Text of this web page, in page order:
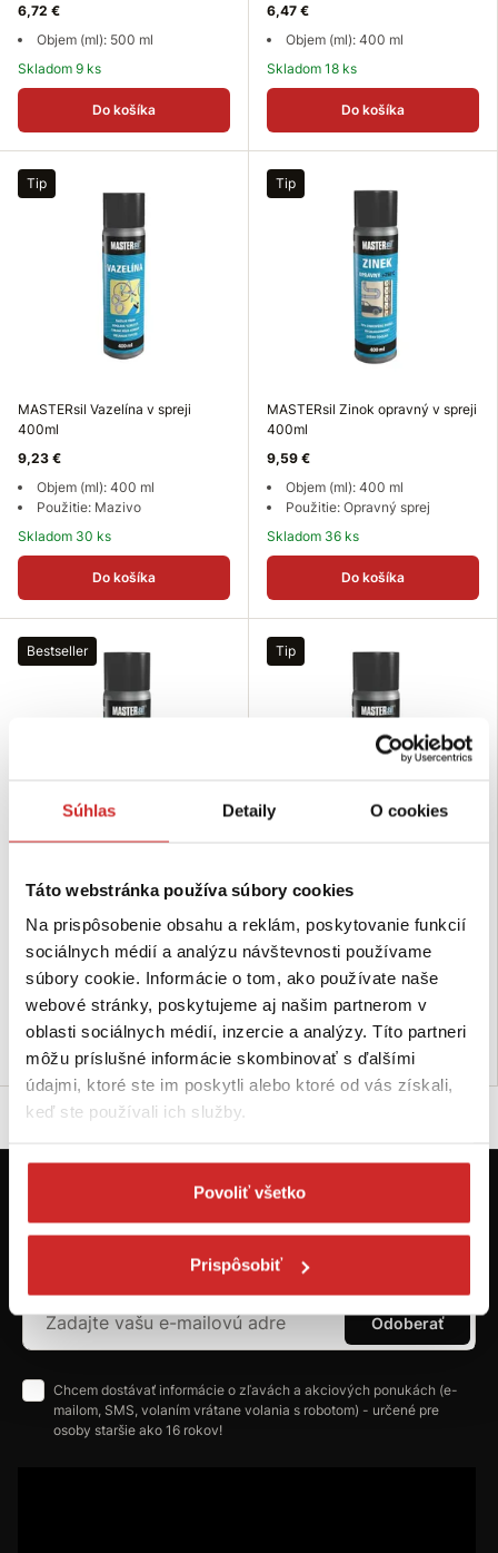
Súhlas Detaily O cookies
Táto webstránka používa súbory cookies
Na prispôsobenie obsahu a reklám, poskytovanie funkcií
sociálnych médií a analýzu návštevnosti používame
súbory cookie. Informácie o tom, ako používate naše
webové stránky, poskytujeme aj našim partnerom v
oblasti sociálnych médií, inzercie a analýzy. Títo partneri
môžu príslušné informácie skombinovať s ďalšími
údajmi, ktoré ste im poskytli alebo ktoré od vás získali,
keď ste používali ich služby.
Povoliť všetko
Prispôsobiť
6,72 €
Objem (ml): 500 ml
Skladom 9 ks
Do košíka
6,47 €
Objem (ml): 400 ml
Skladom 18 ks
Do košíka
Tip
MASTERsil Vazelína v spreji
400ml
9,23 €
Objem (ml): 400 ml
Použitie: Mazivo
Skladom 30 ks
Do košíka
Tip
MASTERsil Zinok opravný v spreji
400ml
9,59 €
Objem (ml): 400 ml
Použitie: Opravný sprej
Skladom 36 ks
Do košíka
Bestseller
Objem (ml): 400 ml
Skladom 41 ks
Do košíka
Tip
400ml
6,52 €
Objem (ml): 400 ml
Použitie: Uvoľňovač skrutiek
Skladom 24 ks
Do košíka
Prvýkrát na svx.sk? Zaregistrujte sa a
máte prehľad o aktuálnych novinkách a
Odoberať
Chcem dostávať informácie o zľavách a akciových ponukách (e-
mailom, SMS, volaním vrátane volania s robotom) - určené pre
osoby staršie ako 16 rokov!